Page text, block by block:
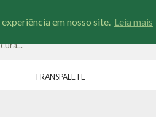
em nosso site. Leia mais
TRANSPALETE